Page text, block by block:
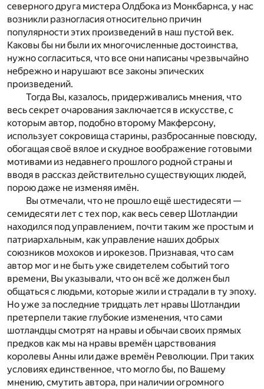
северного друга мистера Олдбока из Монкбарнса, у нас
возникли разногласия относительно причин
популярности этих произведений в наш пустой век.
Каковы бы ни были их многочисленные достоинства,
нужно согласиться, что все они написаны чрезвычайно
небрежно и нарушают все законы эпических
произведений.
Тогда Вы, казалось, придерживались мнения, что
весь секрет очарования заключается в искусстве, с
которым автор, подобно второму Макферсону,
использует сокровища старины, разбросанные повсюду,
обогащая своё вялое и скудное воображение готовыми
мотивами из недавнего прошлого родной страны и
вводя в рассказ действительно существующих людей,
порою даже не изменяя имён.
Вы отмечали, что не прошло ещё шестидесяти —
семидесяти лет с тех пор, как весь север Шотландии
находился под управлением, почти таким же простым и
патриархальным, как управление наших добрых
союзников мохоков и ирокезов. Признавая, что сам
автор мог и не быть уже свидетелем событий того
времени, Вы указывали, что он всё же должен был
общаться с людьми, которые жили и страдали в ту эпоху.
Но уже за последние тридцать лет нравы Шотландии
претерпели такие глубокие изменения, что сами
шотландцы смотрят на нравы и обычаи своих прямых
предков как мы на нравы времён царствования
королевы Анны или даже времён Революции. При таких
условиях единственное, что могло бы, по Вашему
мнению, смутить автора, при наличии огромного